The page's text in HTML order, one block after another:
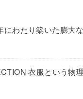
わたり築いた膨大
衣服という物